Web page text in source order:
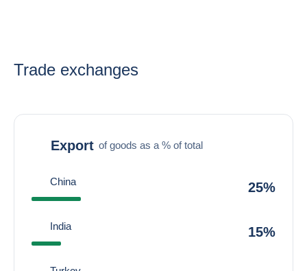
Trade exchanges
Export of goods as a % of total
China 25%
India 15%